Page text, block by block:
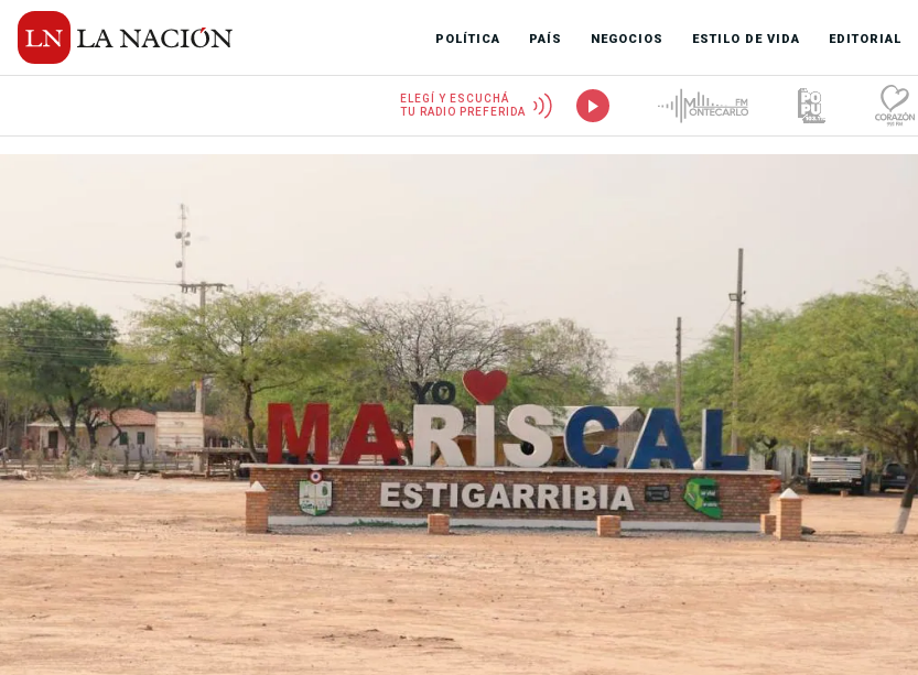
POLÍTICA PAÍS NEGOCIOS ESTILO DE VIDA EDITORIAL
ELEGÍ Y ESCUCHÁ
TU RADIO PREFERIDA